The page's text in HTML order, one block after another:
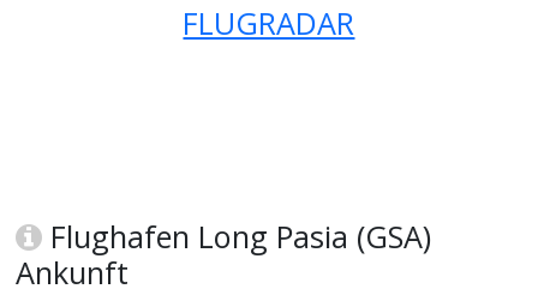
FLUGRADAR
Flughafen Long Pasia (GSA)
Ankunft